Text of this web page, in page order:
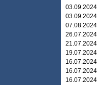
03.09.2024
03.09.2024
07.08.2024
26.07.2024
21.07.2024
19.07.2024
16.07.2024
16.07.2024
16.07.2024